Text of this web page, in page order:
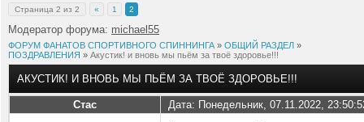
Страница 2 из 2 « 1 2
Модератор форума: michael55
ФОРУМ ФАНАТОВ СПОРТИВНОГО СПИННИНГА » ОБЩИЙ РАЗДЕЛ »
ПОЗДРАВЛЕНИЯ » Акустик! и вновь мы пьём за твоё здоровье!!!
АКУСТИК! И ВНОВЬ МЫ ПЬЁМ ЗА ТВОЁ ЗДОРОВЬЕ!!!
Стас Дата: Понедельник, 07.11.2022,